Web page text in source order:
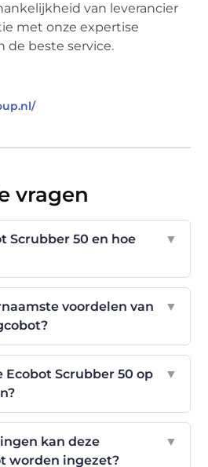
van leverancier
met onze expertise
de beste service.
vragen
Scrubber 50 en hoe
▼
voordelen van
▼
Ecobot Scrubber 50 op
▼
kan deze
worden ingezet?
▼